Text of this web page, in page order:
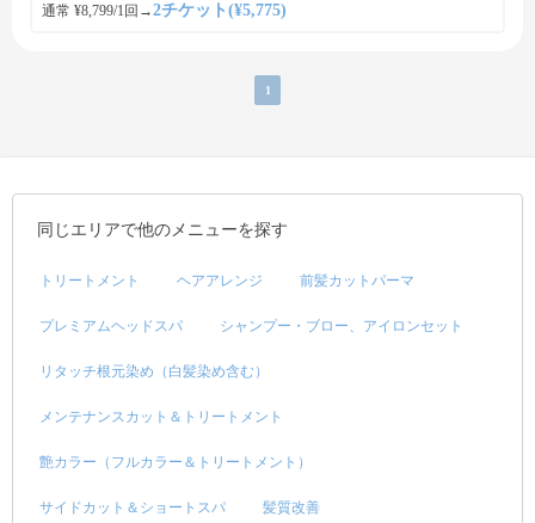
通常 ¥8,799/1回 →2チケット(¥5,775)
1
同じエリアで他のメニューを探す
トリートメント ヘアアレンジ 前髪カットパーマ
プレミアムヘッドスパ シャンプー・ブロー、アイロンセット
リタッチ根元染め（白髪染め含む）
メンテナンスカット＆トリートメント
艶カラー（フルカラー＆トリートメント）
サイドカット＆ショートスパ 髪質改善